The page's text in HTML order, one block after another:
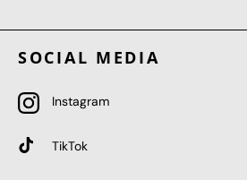
SOCIAL MEDIA
Instagram
TikTok